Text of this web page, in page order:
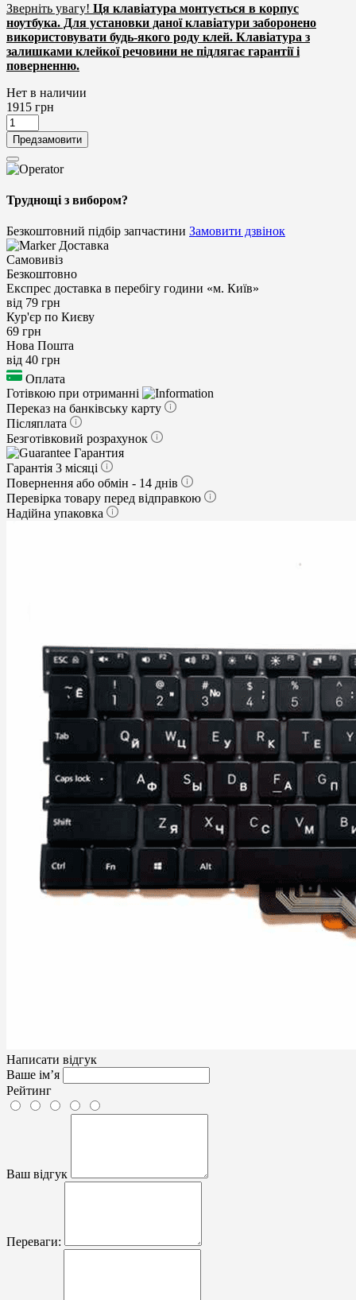
Зверніть увагу! Ця клавіатура монтується в корпус
ноутбука. Для установки даної клавіатури заборонено
використовувати будь-якого роду клей. Клавіатура з
залишками клейкої речовини не підлягає гарантії і
поверненню.
Нет в наличии
1915 грн
Предзамовити
Труднощі з вибором?
Безкоштовний підбір запчастини Замовити дзвінок
Доставка
Самовивіз
Безкоштовно
Експрес доставка в перебігу години «м. Київ»
від 79 грн
Кур'єр по Києву
69 грн
Нова Пошта
від 40 грн
Оплата
Готівкою при отриманні
Переказ на банківську карту
Післяплата
Безготівковий розрахунок
Гарантия
Гарантія 3 місяці
Повернення або обмін - 14 днів
Перевірка товару перед відправкою
Надійна упаковка
Написати відгук
Ваше ім’я
Рейтинг
Ваш відгук
Переваги: